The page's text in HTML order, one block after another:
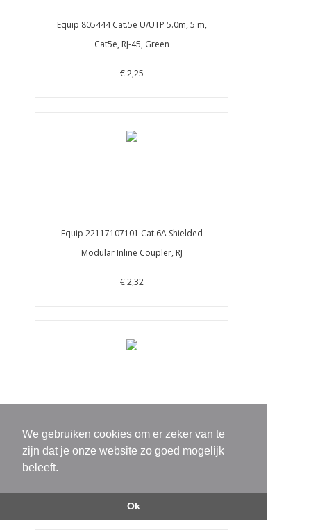
We gebruiken cookies om er zeker van te
zijn dat je onze website zo goed mogelijk
beleeft.
Ok
Equip 805444 Cat.5e U/UTP 5.0m, 5 m,
Cat5e, RJ-45, Green
€ 2,25
Equip 22117107101 Cat.6A Shielded
Modular Inline Coupler, RJ
€ 2,32
Equip 60762007101 Cat.6A U/FTP Flat
€ 2,39